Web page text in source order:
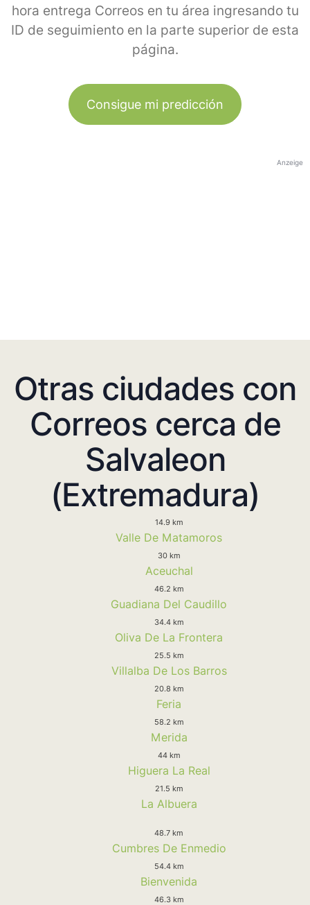
hora entrega Correos en tu área ingresando tu
ID de seguimiento en la parte superior de esta
página.
Consigue mi predicción
Anzeige
Otras ciudades con
Correos cerca de
Salvaleon
(Extremadura)
14.9 km
Valle De Matamoros
30 km
Aceuchal
46.2 km
Guadiana Del Caudillo
34.4 km
Oliva De La Frontera
25.5 km
Villalba De Los Barros
20.8 km
Feria
58.2 km
Merida
44 km
Higuera La Real
21.5 km
La Albuera
48.7 km
Cumbres De Enmedio
54.4 km
Bienvenida
46.3 km